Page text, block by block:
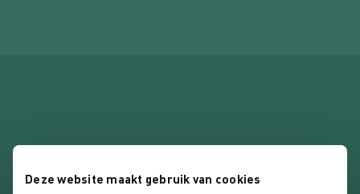
Deze website maakt gebruik van cookies